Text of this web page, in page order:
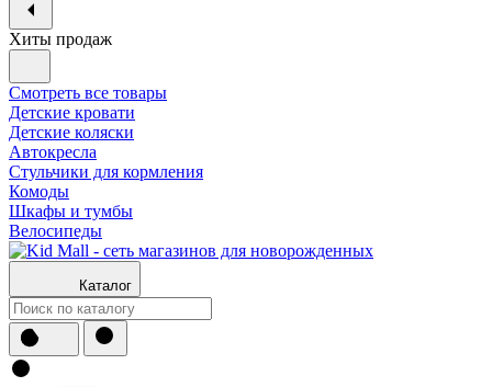
Хиты продаж
Смотреть все товары
Детские кровати
Детские коляски
Автокресла
Стульчики для кормления
Комоды
Шкафы и тумбы
Велосипеды
Каталог